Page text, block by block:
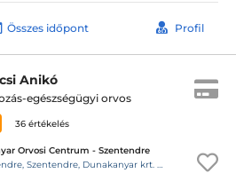
Összes időpont Profil
Anikó
egészségügyi orvos
36 értékelés
Orvosi Centrum - Szentendre
Szentendre, Dunakanyar krt. 30/A